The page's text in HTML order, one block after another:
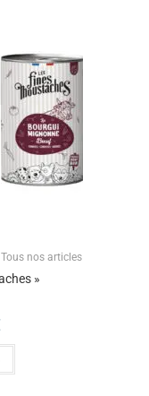
Tous nos articles
»